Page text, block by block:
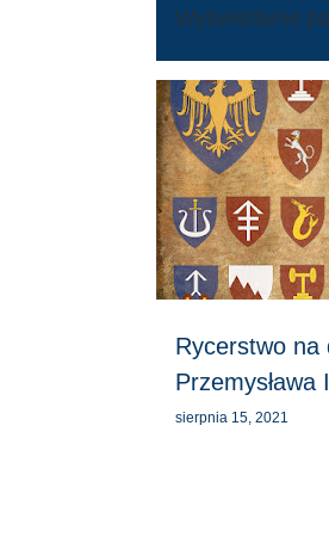
Wyświetlanie
P
o
s
t
y
Rycerstwo na
Przemysława
sierpnia 15, 2021